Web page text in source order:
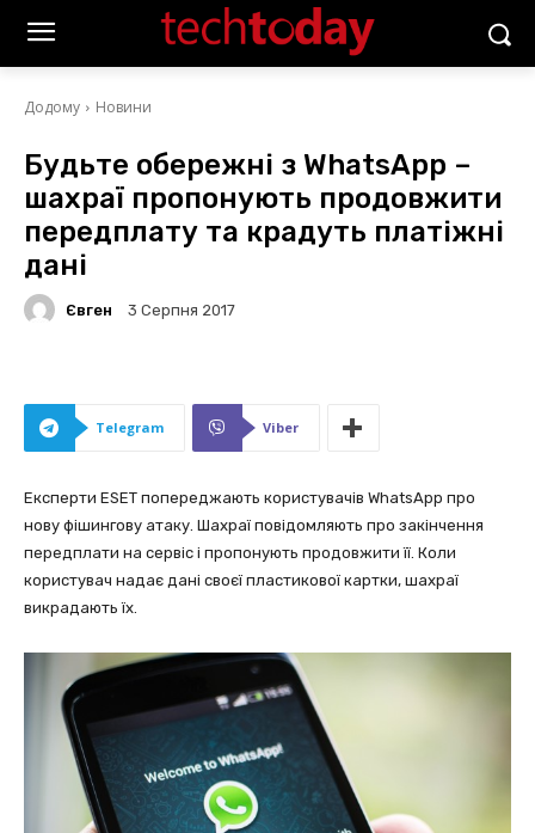
Додому Новини
Будьте обережні з WhatsApp –
шахраї пропонують продовжити
передплату та крадуть платіжні
дані
Євген 3 Серпня 2017
Telegram Viber
Експерти ESET попереджають користувачів WhatsApp про
нову фішингову атаку. Шахраї повідомляють про закінчення
передплати на сервіс і пропонують продовжити її. Коли
користувач надає дані своєї пластикової картки, шахраї
викрадають їх.